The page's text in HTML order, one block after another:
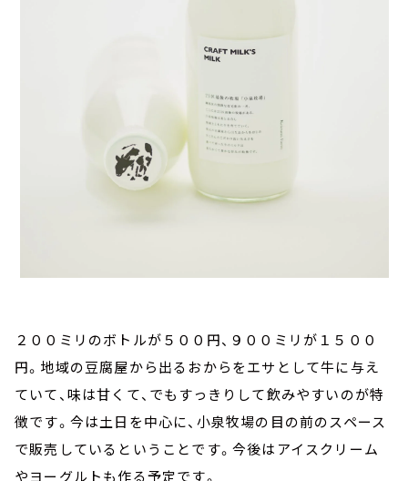
２００ミリのボトルが５００円、９００ミリが１５００
円。地域の豆腐屋から出るおからをエサとして牛に与え
ていて、味は甘くて、でもすっきりして飲みやすいのが特
徴です。今は土日を中心に、小泉牧場の目の前のスペース
で販売しているということです。今後はアイスクリーム
やヨーグルトも作る予定です。